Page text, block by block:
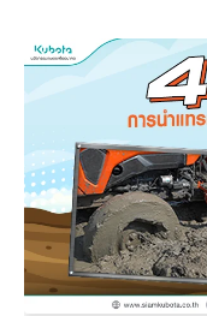
เครื่องจักรกลการเกษต
อุปกรณ์ต่อพ่วงแทรกเ
รถเกี่ยวนวดข้าว
รถดำนา
ชุดอุปกรณ์เสริมรถดำน
เครื่องยนต์ดีเซล
รถไถ
โปรโมชัน
ผู้แทนจำหน่าย
เครื่องจักรกลการเกษ
เครื่องจักรกลการเกษต
ศูนย์จำหน่ายกล้าแผ่นฯ
ข้อมูลองค์กร
รู้จักสยามคูโบต้า
สมัครงาน